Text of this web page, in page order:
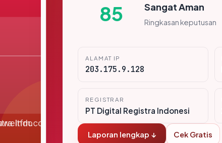
85 Sangat Aman
Ringkasan keputusan
ALAMAT IP
203.175.9.128
REGISTRAR
PT Digital Registra Indonesi
Laporan lengkap ↓ Cek Gratis